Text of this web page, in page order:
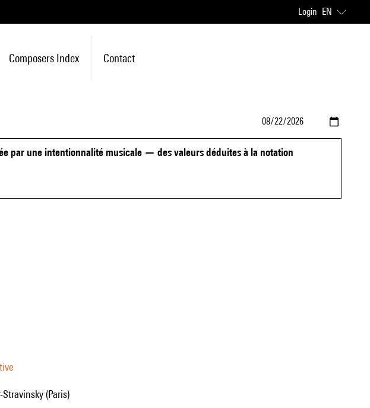
Login EN
Composers Index Contact
par une intentionnalité musicale — des valeurs déduites à la notation
Stravinsky (Paris)